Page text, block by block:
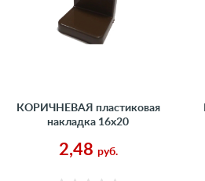
КОРИЧНЕВАЯ пластиковая
накладка 16х20
2,48 руб.